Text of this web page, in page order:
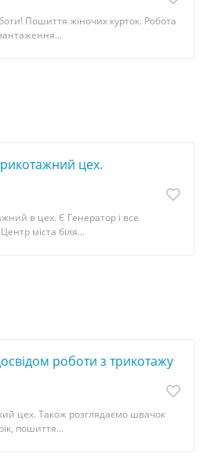
Пошиття жіночих курток. Робота
цех.
в цех. Є Генератор і все
міста біля...
роботи з трикотажу
цех. Також розглядаємо швачок
пошиття...